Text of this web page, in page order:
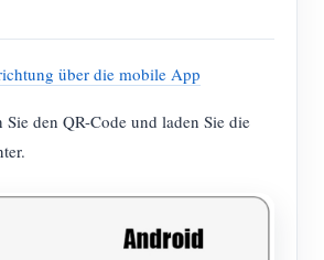
über die mobile App
Sie den QR-Code und laden Sie die